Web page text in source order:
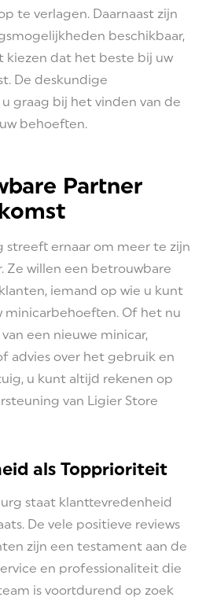
te verlagen. Daarnaast zijn
beschikbaar,
kiezen dat het beste bij uw
De deskundige
graag bij het vinden van de
behoeften.
Partner
streeft ernaar om meer te zijn
Ze willen een betrouwbare
iemand op wie u kunt
minicarbehoeften. Of het nu
een nieuwe minicar,
advies over het gebruik en
u kunt altijd rekenen op
van Ligier Store
als Topprioriteit
staat klanttevredenheid
De vele positieve reviews
zijn een testament aan de
en professionaliteit die
is voortdurend op zoek